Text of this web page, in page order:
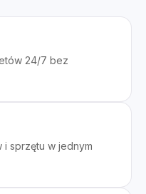
24/7 bez
i sprzętu w jednym